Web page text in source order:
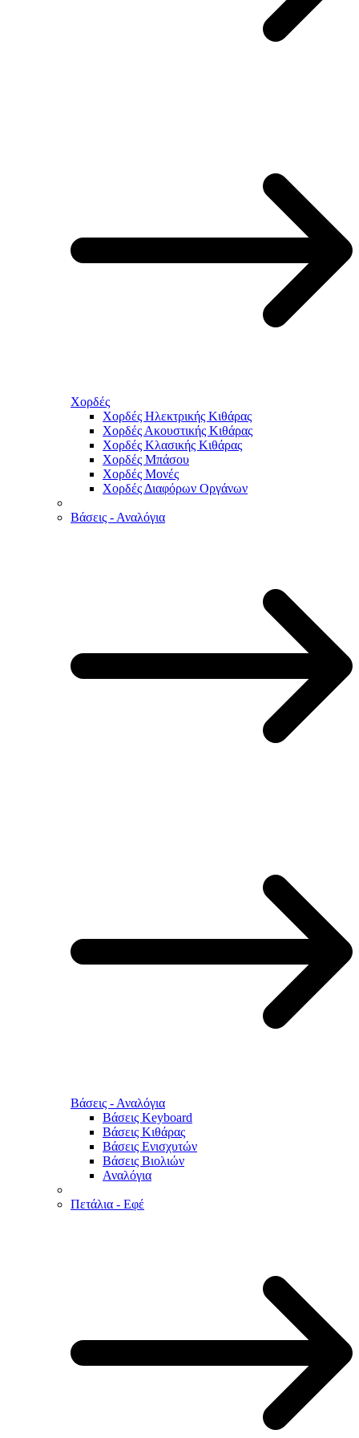
Χορδές
Χορδές Ηλεκτρικής Κιθάρας
Χορδές Ακουστικής Κιθάρας
Χορδές Κλασικής Κιθάρας
Χορδές Μπάσου
Χορδές Μονές
Χορδές Διαφόρων Οργάνων
Βάσεις - Αναλόγια
Βάσεις - Αναλόγια
Βάσεις Keyboard
Βάσεις Κιθάρας
Βάσεις Ενισχυτών
Βάσεις Βιολιών
Αναλόγια
Πετάλια - Εφέ